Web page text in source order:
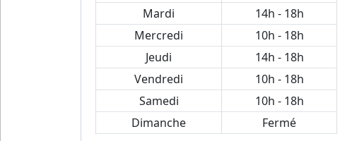
Mardi
14h - 18h
Mercredi
10h - 18h
Jeudi
14h - 18h
Vendredi
10h - 18h
Samedi
10h - 18h
Dimanche
Fermé